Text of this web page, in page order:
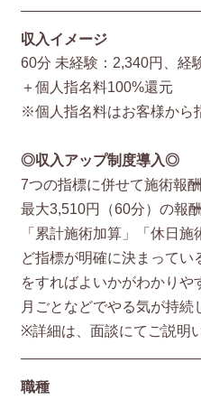
収入イメージ
60分 未経験：2,340円、経
＋個人指名料100%還元
※個人指名料はお客様から
◎収入アップ制度導入◎
7つの指標に併せて施術報
最大3,510円（60分）の報
「累計施術加算」「休日
ど指標が明確に決まって
をすればよいかがわかりや
月ごとなどでやる気が持続
※詳細は、面談にてご説明
職種